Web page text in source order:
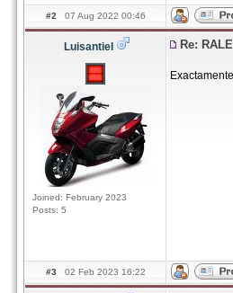
#2 07 Aug 2022 00:46
Luisantiel
Joined: February 2023
Posts: 5
Re:
#3 02 Feb 2023 16:22